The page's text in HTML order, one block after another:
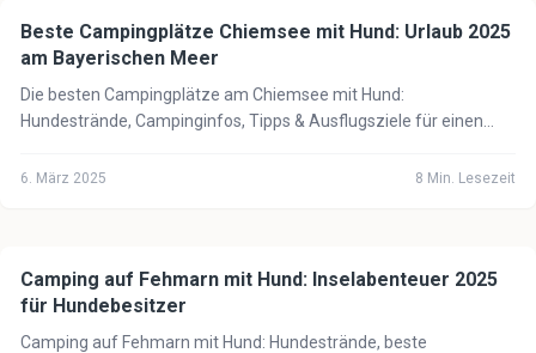
🏕️ Camping mit Hund
Beste Campingplätze Chiemsee mit Hund: Urlaub 2025
am Bayerischen Meer
Die besten Campingplätze am Chiemsee mit Hund:
Hundestrände, Campinginfos, Tipps & Ausflugsziele für einen
6. März 2025 8 Min. Lesezeit
🏕️ Camping mit Hund
Camping auf Fehmarn mit Hund: Inselabenteuer 2025
für Hundebesitzer
Camping auf Fehmarn mit Hund: Hundestrände, beste